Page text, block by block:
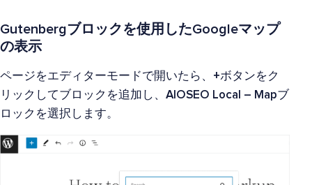
Gutenbergブロックを使用したGoogleマップ
の表示
ページをエディターモードで開いたら、 +ボタンをク
リックしてブロックを追加し、 AIOSEO Local – Mapブ
ロックを選択します。